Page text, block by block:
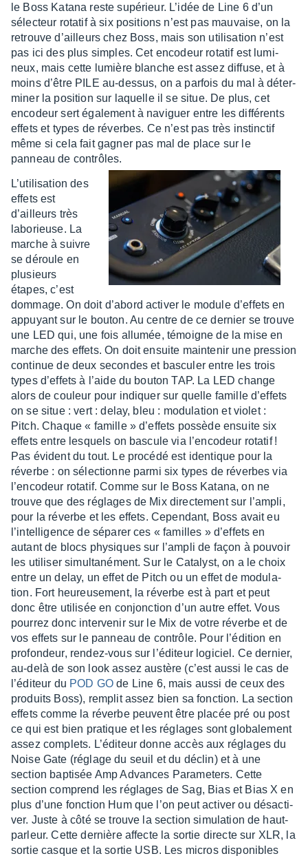
le Boss Katana reste supé­rieur. L’idée de Line 6 d’un
sélec­teur rota­tif à six posi­tions n’est pas mauvaise, on la
retrouve d’ailleurs chez Boss, mais son utili­sa­tion n’est
pas ici des plus simples. Cet enco­deur rota­tif est lumi­
neux, mais cette lumière blanche est assez diffuse, et à
moins d’être PILE au-dessus, on a parfois du mal à déter­
mi­ner la posi­tion sur laquelle il se situe. De plus, cet
enco­deur sert égale­ment à navi­guer entre les diffé­rents
effets et types de réverbes. Ce n’est pas très instinc­tif
même si cela fait gagner pas mal de place sur le
panneau de contrôles.
L’uti­li­sa­tion des
effets est
d’ailleurs très
labo­rieuse. La
marche à suivre
se déroule en
plusieurs
étapes, c’est
dommage. On doit d’abord acti­ver le module d’ef­fets en
appuyant sur le bouton. Au centre de ce dernier se trouve
une LED qui, une fois allu­mée, témoigne de la mise en
marche des effets. On doit ensuite main­te­nir une pres­sion
conti­nue de deux secondes et bascu­ler entre les trois
types d’ef­fets à l’aide du bouton TAP. La LED change
alors de couleur pour indiquer sur quelle famille d’ef­fets
on se situe : vert : delay, bleu : modu­la­tion et violet :
Pitch. Chaque « famille » d’ef­fets possède ensuite six
effets entre lesquels on bascule via l’en­co­deur rota­tif !
Pas évident du tout. Le procédé est iden­tique pour la
réverbe : on sélec­tionne parmi six types de réverbes via
l’en­co­deur rota­tif. Comme sur le Boss Katana, on ne
trouve que des réglages de Mix direc­te­ment sur l’am­pli,
pour la réverbe et les effets. Cepen­dant, Boss avait eu
l’in­tel­li­gence de sépa­rer ces « familles » d’ef­fets en
autant de blocs physiques sur l’am­pli de façon à pouvoir
les utili­ser simul­ta­né­ment. Sur le Cata­lyst, on a le choix
entre un delay, un effet de Pitch ou un effet de modu­la­
tion. Fort heureu­se­ment, la réverbe est à part et peut
donc être utili­sée en conjonc­tion d’un autre effet. Vous
pour­rez donc inter­ve­nir sur le Mix de votre réverbe et de
vos effets sur le panneau de contrôle. Pour l’édi­tion en
profon­deur, rendez-vous sur l’édi­teur logi­ciel. Ce dernier,
au-delà de son look assez austère (c’est aussi le cas de
l’édi­teur du POD GO de Line 6, mais aussi de ceux des
produits Boss), remplit assez bien sa fonc­tion. La section
effets comme la réverbe peuvent être placée pré ou post
ce qui est bien pratique et les réglages sont globa­le­ment
assez complets. L’édi­teur donne accès aux réglages du
Noise Gate (réglage du seuil et du déclin) et à une
section bapti­sée Amp Advances Para­me­ters. Cette
section comprend les réglages de Sag, Bias et Bias X en
plus d’une fonc­tion Hum que l’on peut acti­ver ou désac­ti­
ver. Juste à côté se trouve la section simu­la­tion de haut-
parleur. Cette dernière affecte la sortie directe sur XLR, la
sortie casque et la sortie USB. Les micros dispo­nibles